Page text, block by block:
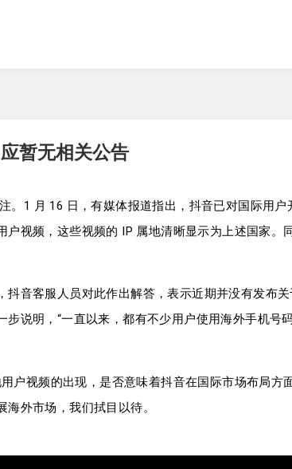
暂无相关公告
。1 月 16 日，有媒体报道指出，抖音已对国际用
视频，这些视频的 IP 属地清晰显示为上述国家。
音客服人员对此作出解答，表示近期并没有发布
说明，“一直以来，都有不少用户使用海外手机号
户视频的出现，是否意味着抖音在国际市场布局方
外市场，我们拭目以待。